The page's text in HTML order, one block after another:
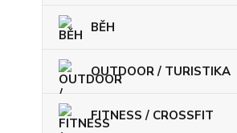
BĚH
OUTDOOR / TURISTIKA
FITNESS / CROSSFIT